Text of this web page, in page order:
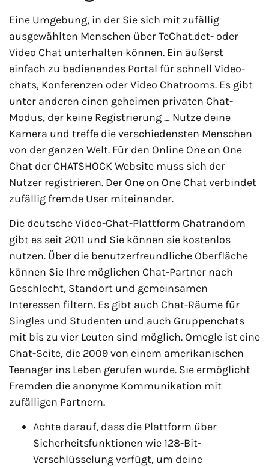
Eine Umgebung, in der Sie sich mit zufällig
ausgewählten Menschen über TeChat.det- oder
Video Chat unterhalten können. Ein äußerst
einfach zu bedienendes Portal für schnell Video-
chats, Konferenzen oder Video Chatrooms. Es gibt
unter anderen einen geheimen privaten Chat-
Modus, der keine Registrierung … Nutze deine
Kamera und treffe die verschiedensten Menschen
von der ganzen Welt. Für den Online One on One
Chat der CHATSHOCK Website muss sich der
Nutzer registrieren. Der One on One Chat verbindet
zufällig fremde User miteinander.
Die deutsche Video-Chat-Plattform Chatrandom
gibt es seit 2011 und Sie können sie kostenlos
nutzen. Über die benutzerfreundliche Oberfläche
können Sie Ihre möglichen Chat-Partner nach
Geschlecht, Standort und gemeinsamen
Interessen filtern. Es gibt auch Chat-Räume für
Singles und Studenten und auch Gruppenchats
mit bis zu vier Leuten sind möglich. Omegle ist eine
Chat-Seite, die 2009 von einem amerikanischen
Teenager ins Leben gerufen wurde. Sie ermöglicht
Fremden die anonyme Kommunikation mit
zufälligen Partnern.
Achte darauf, dass die Plattform über
Sicherheitsfunktionen wie 128-Bit-
Verschlüsselung verfügt, um deine